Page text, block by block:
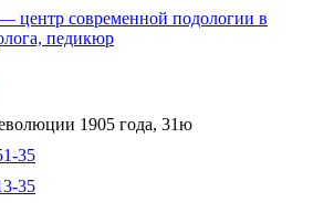
1905 года, 31ю
35
35